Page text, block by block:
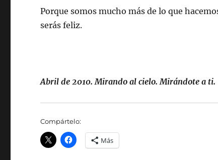
Porque somos mucho más de lo que
serás feliz.
Abril de 2010. Mirando al cielo. Mirándote a ti.
Compártelo:
Más